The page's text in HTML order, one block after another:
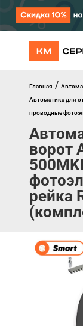
КАТАЛОГ
Уличные
Шлагбаумы
Внешняя
Маркизы
Окна,
Примеры
Главная /
Автоматика для
проводные
ворот
рейка